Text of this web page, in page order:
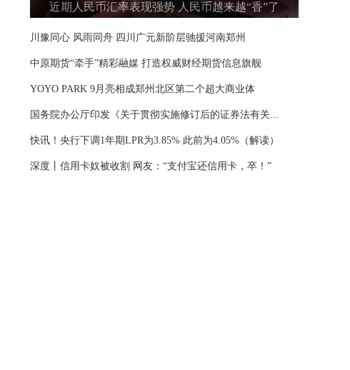
近期人民币汇率表现强势 人民币越来越“香”了
川豫同心 风雨同舟 四川广元新阶层驰援河南郑州
中原期货“牵手”精彩融媒 打造权威财经期货信息旗舰
YOYO PARK 9月亮相成郑州北区第二个超大商业体
国务院办公厅印发《关于贯彻实施修订后的证券法有关...
快讯！央行下调1年期LPR为3.85% 此前为4.05%（解读）
深度丨信用卡奴被收割 网友：“支付宝还信用卡，卒！”